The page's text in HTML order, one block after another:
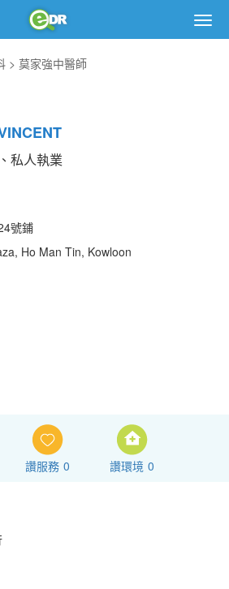
莫家強中醫師
私人執業
號鋪
Ho Man Tin, Kowloon
讚服務 0 讚環境 0